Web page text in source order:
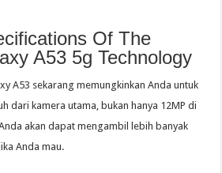
Of The
A53 5g Technology
A53 sekarang memungkinkan Anda untuk
dari kamera utama, bukan hanya 12MP di
akan dapat mengambil lebih banyak
Anda mau.